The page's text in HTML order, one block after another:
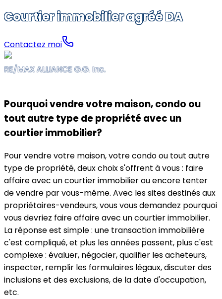
Courtier immobilier agréé DA
Contactez moi
RE/MAX ALLIANCE G.G. Inc.
Pourquoi vendre votre maison, condo ou
tout autre type de propriété avec un
courtier immobilier?
Pour vendre votre maison, votre condo ou tout autre
type de propriété, deux choix s'offrent à vous : faire
affaire avec un courtier immobilier ou encore tenter
de vendre par vous-même. Avec les sites destinés aux
propriétaires-vendeurs, vous vous demandez pourquoi
vous devriez faire affaire avec un courtier immobilier.
La réponse est simple : une transaction immobilière
c'est compliqué, et plus les années passent, plus c'est
complexe : évaluer, négocier, qualifier les acheteurs,
inspecter, remplir les formulaires légaux, discuter des
inclusions et des exclusions, de la date d'occupation,
etc.